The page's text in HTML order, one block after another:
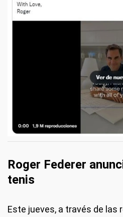
Roger Federer
tenis
Este jueves, a través de las